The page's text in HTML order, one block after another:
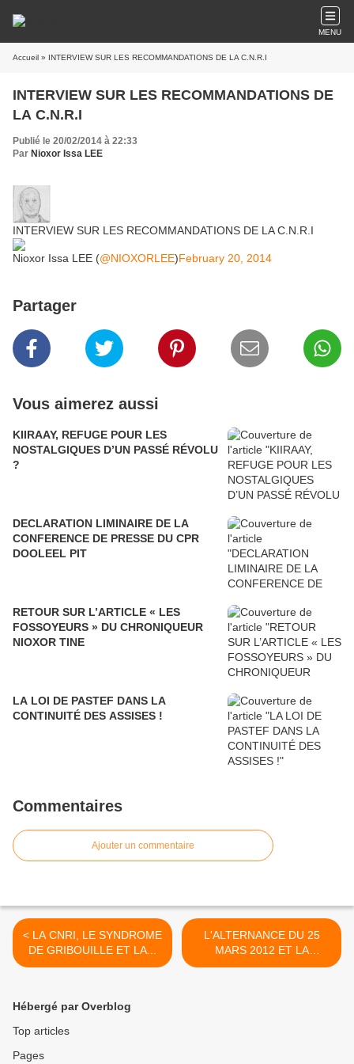
MENU
Accueil » INTERVIEW SUR LES RECOMMANDATIONS DE LA C.N.R.I
INTERVIEW SUR LES RECOMMANDATIONS DE
LA C.N.R.I
Publié le 20/02/2014 à 22:33
Par Nioxor Issa LEE
INTERVIEW SUR LES RECOMMANDATIONS DE LA C.N.R.I
Nioxor Issa LEE (@NIOXORLEE)February 20, 2014
Partager
Vous aimerez aussi
KIIRAAY, REFUGE POUR LES
NOSTALGIQUES D’UN PASSÉ RÉVOLU
?
DECLARATION LIMINAIRE DE LA
CONFERENCE DE PRESSE DU CPR
DOOLEEL PIT
RETOUR SUR L’ARTICLE « LES
FOSSOYEURS » DU CHRONIQUEUR
NIOXOR TINE
LA LOI DE PASTEF DANS LA
CONTINUITÉ DES ASSISES !
Commentaires
Ajouter un commentaire
< LA CNRI, LE SYNDROME
DE GRIBOUILLE ET LA...
L'ALTERNANCE DU 25
MARS 2012 ET LA
TROISIEME... >
Hébergé par Overblog
Top articles
Pages